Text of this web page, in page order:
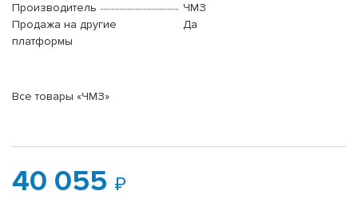
Производитель
ЧМЗ
Продажа на другие
платформы
Да
Все товары «ЧМЗ»
40 055